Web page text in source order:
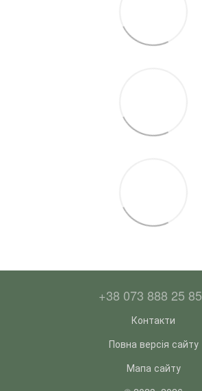
+38 073 888 25 85
Контакти
Повна версія сайту
Мапа сайту